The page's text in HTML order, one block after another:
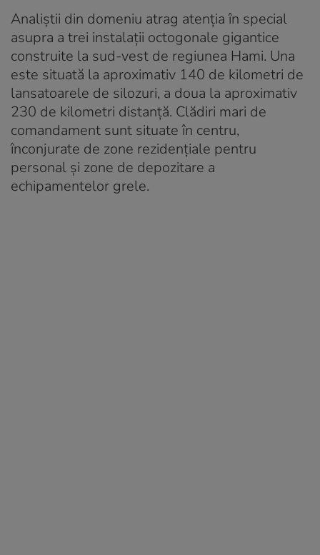
Analiștii din domeniu atrag atenția în special
asupra a trei instalații octogonale gigantice
construite la sud-vest de regiunea Hami. Una
este situată la aproximativ 140 de kilometri de
lansatoarele de silozuri, a doua la aproximativ
230 de kilometri distanță. Clădiri mari de
comandament sunt situate în centru,
înconjurate de zone rezidențiale pentru
personal și zone de depozitare a
echipamentelor grele.